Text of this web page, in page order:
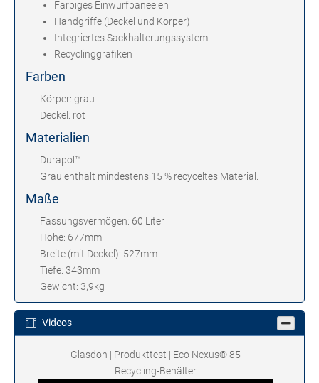
Farbiges Einwurfpaneelen
Handgriffe (Deckel und Körper)
Integriertes Sackhalterungssystem
Recyclinggrafiken
Farben
Körper: grau
Deckel: rot
Materialien
Durapol™
Grau enthält mindestens 15 % recyceltes Material.
Maße
Fassungsvermögen: 60 Liter
Höhe: 677mm
Breite (mit Deckel): 527mm
Tiefe: 343mm
Gewicht: 3,9kg
Videos
Glasdon | Produkttest | Eco Nexus® 85
Recycling-Behälter